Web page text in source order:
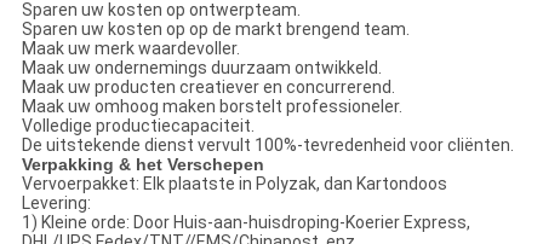
Sparen uw kosten op ontwerpteam.
Sparen uw kosten op op de markt brengend team.
Maak uw merk waardevoller.
Maak uw ondernemings duurzaam ontwikkeld.
Maak uw producten creatiever en concurrerend.
Maak uw omhoog maken borstelt professioneler.
Volledige productiecapaciteit.
De uitstekende dienst vervult 100%-tevredenheid voor cliënten.
Verpakking & het Verschepen
Vervoerpakket: Elk plaatste in Polyzak, dan Kartondoos
Levering:
1) Kleine orde: Door Huis-aan-huisdroping-Koerier Express,